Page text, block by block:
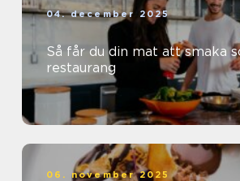
04. december 2025
Så får du din mat att smaka
restaurang
06. november 2025